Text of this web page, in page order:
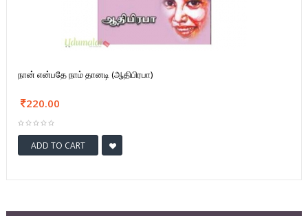
நான் என்பதே நாம் தானடி (ஆதிபிரபா)
220.00
ADD TO CART